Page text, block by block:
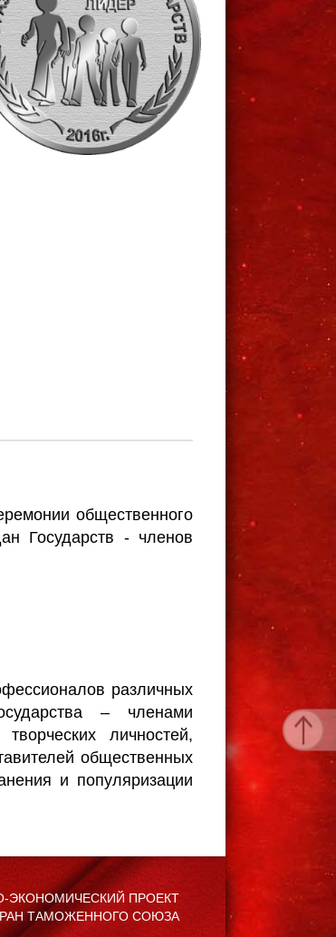
общественного
Государств - членов
различных
– членами
личностей,
общественных
и популяризации
ЭКОНОМИЧЕСКИЙ ПРОЕКТ
ТАМОЖЕННОГО СОЮЗА